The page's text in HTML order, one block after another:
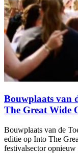
Bouwplaats van
The Great Wide
Bouwplaats van de
editie op Into The
festivalsector